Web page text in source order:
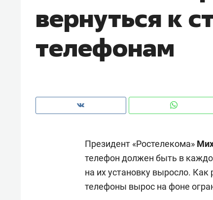
вернуться к
телефонам
Президент «Ростелекома»
телефон должен быть в
на их установку выросло.
телефоны вырос на фоне
чем интересен Оман?
Оставить шум за волной: как